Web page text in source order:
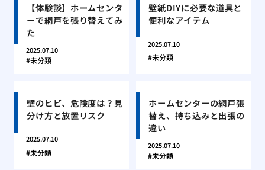
【体験談】ホームセンタ
ーで網戸を張り替えてみ
た
2025.07.10
未分類
壁紙DIYに必要な道具と
便利なアイテム
2025.07.10
未分類
壁のヒビ、危険度は？見
分け方と放置リスク
2025.07.10
未分類
ホームセンターの網戸張
替え、持ち込みと出張の
違い
2025.07.10
未分類